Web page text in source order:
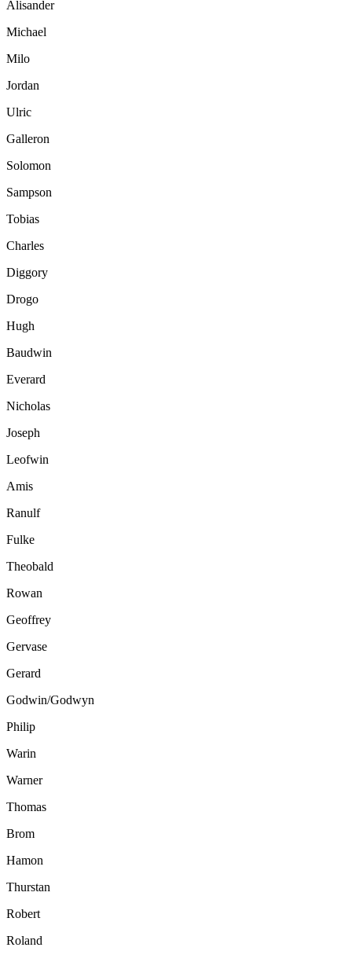
Alisander
Michael
Milo
Jordan
Ulric
Galleron
Solomon
Sampson
Tobias
Charles
Diggory
Drogo
Hugh
Baudwin
Everard
Nicholas
Joseph
Leofwin
Amis
Ranulf
Fulke
Theobald
Rowan
Geoffrey
Gervase
Gerard
Godwin/Godwyn
Philip
Warin
Warner
Thomas
Brom
Hamon
Thurstan
Robert
Roland